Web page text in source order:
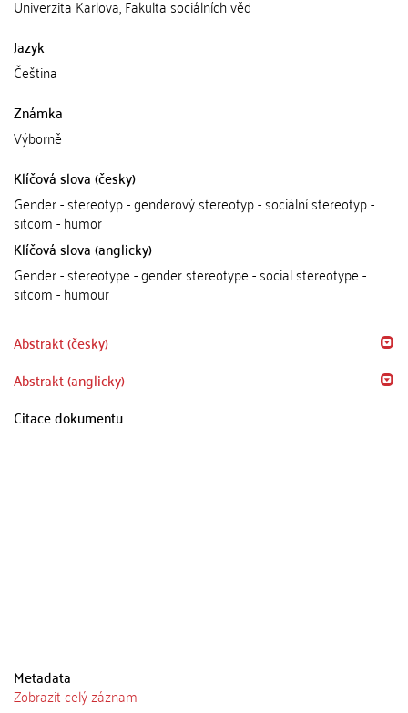
Univerzita Karlova, Fakulta sociálních věd
Jazyk
Čeština
Známka
Výborně
Klíčová slova (česky)
Gender - stereotyp - genderový stereotyp - sociální stereotyp -
sitcom - humor
Klíčová slova (anglicky)
Gender - stereotype - gender stereotype - social stereotype -
sitcom - humour
Abstrakt (česky)
Abstrakt (anglicky)
Citace dokumentu
Metadata
Zobrazit celý záznam